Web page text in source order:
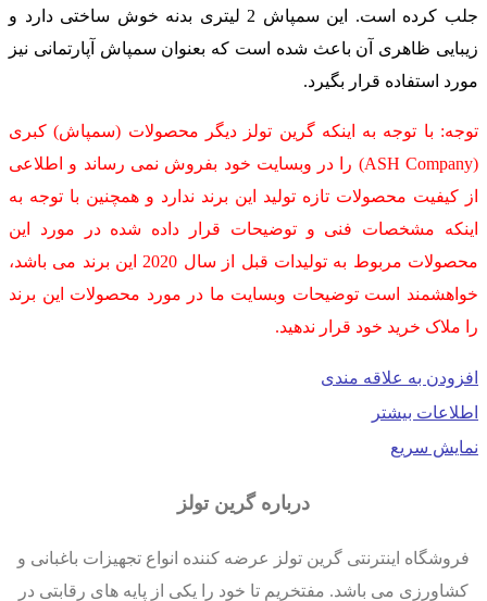
جلب کرده است. این سمپاش 2 لیتری بدنه خوش ساختی دارد و
زیبایی ظاهری آن باعث شده است که بعنوان سمپاش آپارتمانی نیز
مورد استفاده قرار بگیرد.
توجه: با توجه به اینکه گرین تولز دیگر محصولات (سمپاش) کبری
(ASH Company) را در وبسایت خود بفروش نمی رساند و اطلاعی
از کیفیت محصولات تازه تولید این برند ندارد و همچنین با توجه به
اینکه مشخصات فنی و توضیحات قرار داده شده در مورد این
محصولات مربوط به تولیدات قبل از سال 2020 این برند می باشد،
خواهشمند است توضیحات وبسایت ما در مورد محصولات این برند
را ملاک خرید خود قرار ندهید.
افزودن به علاقه مندی
اطلاعات بیشتر
نمایش سریع
درباره گرین تولز
فروشگاه اینترنتی گرین تولز عرضه کننده انواع تجهیزات باغبانی و
کشاورزی می باشد. مفتخریم تا خود را یکی از پایه های رقابتی در